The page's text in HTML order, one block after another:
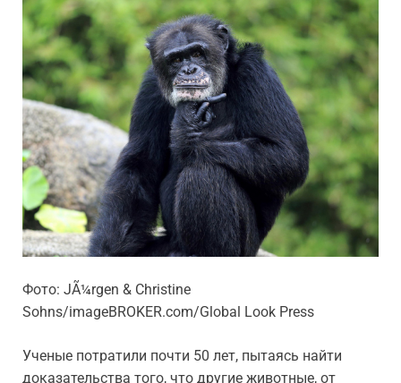
Фото: JÃ¼rgen & Christine
Sohns/imageBROKER.com/Global Look Press
Ученые потратили почти 50 лет, пытаясь найти
доказательства того, что другие животные, от